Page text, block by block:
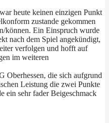
heute keinen einzigen Punkt
zustande gekommen
können. Ein Einspruch wurde
nach dem Spiel angekündigt,
verfolgen und hofft auf
im weiteren
Oberhessen, die sich aufgrund
Leistung die zwei Punkte
ein sehr fader Beigeschmack